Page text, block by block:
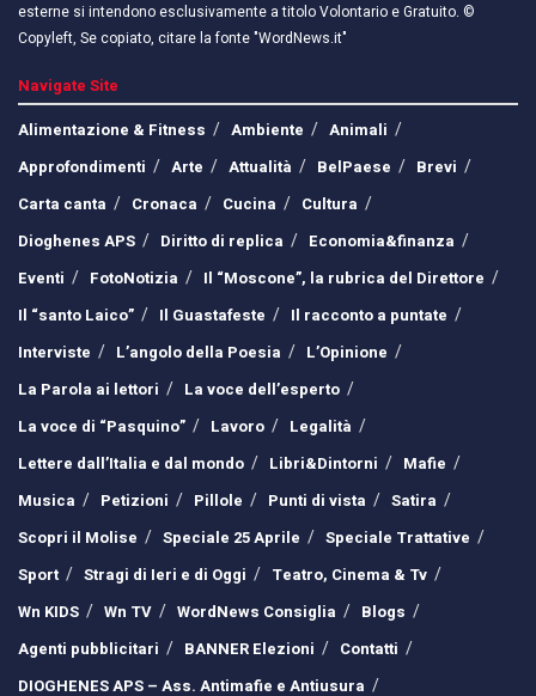
esterne si intendono esclusivamente a titolo Volontario e Gratuito. ©
Copyleft, Se copiato, citare la fonte "WordNews.it"
Navigate Site
Alimentazione & Fitness
Ambiente
Animali
Approfondimenti
Arte Attualità BelPaese
Brevi
Carta canta
Cronaca Cucina
Cultura
Dioghenes APS
Diritto di replica
Economia&finanza
Eventi
FotoNotizia
Il “Moscone”, la rubrica del Direttore
Il “santo Laico”
Il Guastafeste
Il racconto a puntate
Interviste
L’angolo della Poesia
L’Opinione
La Parola ai lettori
La voce dell’esperto
La voce di “Pasquino”
Lavoro
Legalità
Lettere dall’Italia e dal mondo
Libri&Dintorni
Mafie
Musica
Petizioni Pillole Punti di vista
Satira
Scopri il Molise
Speciale 25 Aprile
Speciale Trattative
Sport
Stragi di Ieri e di Oggi
Teatro, Cinema & Tv
Wn KIDS
Wn TV WordNews Consiglia
Blogs
Agenti pubblicitari
BANNER Elezioni
Contatti
DIOGHENES APS – Ass. Antimafie e Antiusura